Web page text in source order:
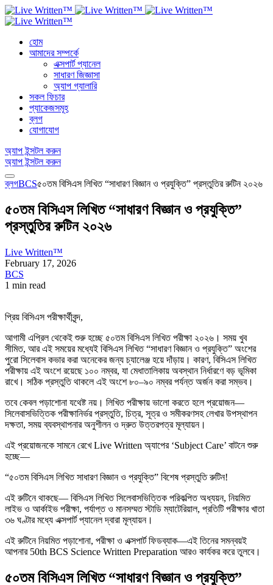
হোম
আমাদের সম্পর্কে
এক্সপার্ট প্যানেল
সাধারণ জিজ্ঞাসা
অ্যাপ গ্যালারি
সকল ফিচার
প্যাকেজসমূহ
ব্লগ
যোগাযোগ
অ্যাপ ইন্সটল করুন
অ্যাপ ইন্সটল করুন
ব্লগBCS৫০তম বিসিএস লিখিত “সাধারণ বিজ্ঞান ও প্রযুক্তি” প্রস্তুতির রুটিন ২০২৬
৫০তম বিসিএস লিখিত “সাধারণ বিজ্ঞান ও প্রযুক্তি”
প্রস্তুতির রুটিন ২০২৬
Live Written™
February 17, 2026
BCS
1 min read
প্রিয় বিসিএস পরীক্ষার্থীবৃন্দ,
আগামী এপ্রিল থেকেই শুরু হচ্ছে ৫০তম বিসিএস লিখিত পরীক্ষা ২০২৬। সময় খুব
সীমিত, আর এই সময়ের মধ্যেই বিসিএস লিখিত “সাধারণ বিজ্ঞান ও প্রযুক্তি” অংশের
পুরো সিলেবাস কভার করা অনেকের জন্য চ্যালেঞ্জ হয়ে দাঁড়ায়। কারণ, বিসিএস লিখিত
পরীক্ষায় এই অংশে রয়েছে ১০০ নম্বর, যা মেধাতালিকায় অবস্থান নির্ধারণে বড় ভূমিকা
রাখে। সঠিক প্রস্তুতি থাকলে এই অংশে ৮০–৯০ নম্বর পর্যন্ত অর্জন করা সম্ভব।
তবে কেবল পড়াশোনা যথেষ্ট নয়। লিখিত পরীক্ষায় ভালো করতে হলে প্রয়োজন—
সিলেবাসভিত্তিক পরীক্ষানির্ভর প্রস্তুতি, চিত্র, সূত্র ও সমীকরণসহ লেখার উপস্থাপন
দক্ষতা, সময় ব্যবস্থাপনার অনুশীলন ও দ্রুত উত্তরপত্র মূল্যায়ন।
এই প্রয়োজনকে সামনে রেখে Live Written অ্যাপের ‘Subject Care’ বাটনে শুরু
হচ্ছে—
“৫০তম বিসিএস লিখিত সাধারণ বিজ্ঞান ও প্রযুক্তি” বিশেষ প্রস্তুতি রুটিন!
এই রুটিনে থাকছে— বিসিএস লিখিত সিলেবাসভিত্তিক পরিকল্পিত অধ্যয়ন, নিয়মিত
লাইভ ও আর্কাইভ পরীক্ষা, পর্যাপ্ত ও মানসম্মত স্টাডি ম্যাটেরিয়াল, প্রতিটি পরীক্ষার খাতা
৩৬ ঘণ্টার মধ্যে এক্সপার্ট প্যানেল দ্বারা মূল্যায়ন।
এই রুটিনে নিয়মিত পড়াশোনা, পরীক্ষা ও এক্সপার্ট ফিডব্যাক—এই তিনের সমন্বয়ই
আপনার 50th BCS Science Written Preparation আরও কার্যকর করে তুলবে।
৫০তম বিসিএস লিখিত “সাধারণ বিজ্ঞান ও প্রযুক্তি”